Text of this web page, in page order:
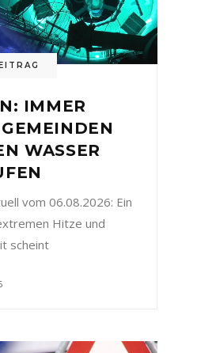
IMMER
WASSER
vom 06.08.2026: Ein
Hitze und
scheint